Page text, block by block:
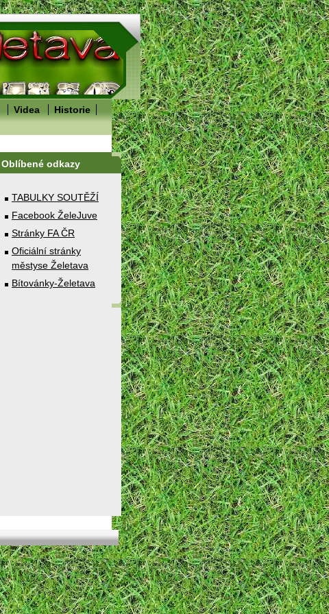
Videa
Historie
Oblíbené odkazy
TABULKY SOUTĚŽÍ
Facebook ŽeleJuve
Stránky FA ČR
Oficiální stránky
městyse Želetava
Bítovánky-Želetava